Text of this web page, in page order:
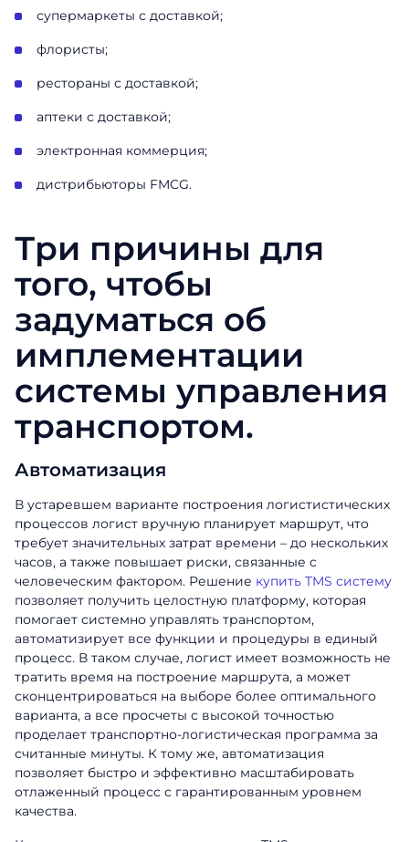
супермаркеты с доставкой;
флористы;
рестораны с доставкой;
аптеки с доставкой;
электронная коммерция;
дистрибьюторы FMCG.
Три причины для
того, чтобы
задуматься об
имплементации
системы управления
транспортом.
Автоматизация
В устаревшем варианте построения логистистических
процессов логист вручную планирует маршрут, что
требует значительных затрат времени – до нескольких
часов, а также повышает риски, связанные с
человеческим фактором. Решение купить TMS систему
позволяет получить целостную платформу, которая
помогает системно управлять транспортом,
автоматизирует все функции и процедуры в единый
процесс. В таком случае, логист имеет возможность не
тратить время на построение маршрута, а может
сконцентрироваться на выборе более оптимального
варианта, а все просчеты с высокой точностью
проделает транспортно-логистическая программа за
считанные минуты. К тому же, автоматизация
позволяет быстро и эффективно масштабировать
отлаженный процесс с гарантированным уровнем
качества.